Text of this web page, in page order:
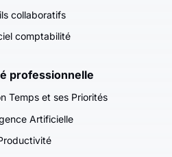
collaboratifs
comptabilité
professionnelle
Temps et ses Priorités
Artificielle